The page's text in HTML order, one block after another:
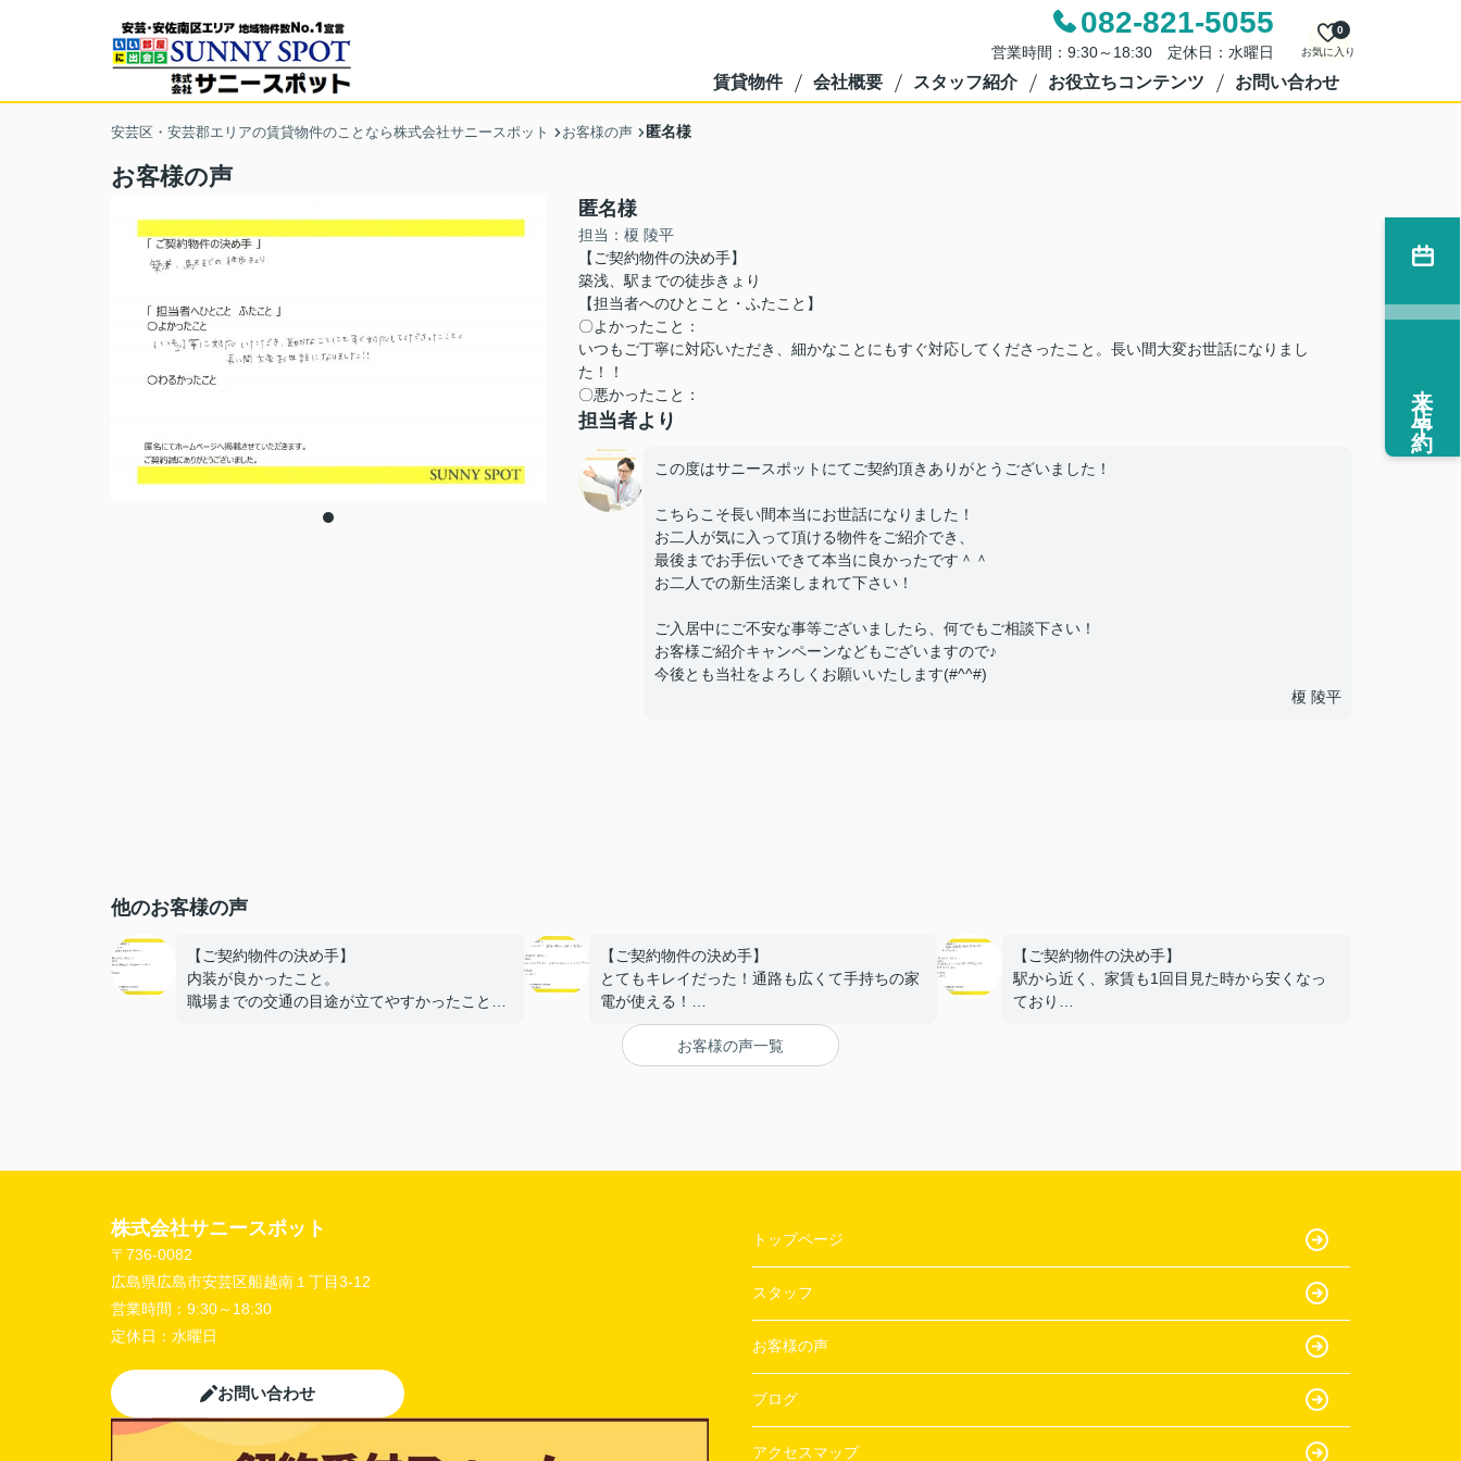
082-821-5055
営業時間：9:30～18:30 定休日：水曜日 お気に入り
0
賃貸物件 会社概要 スタッフ紹介 お役立ちコンテンツ お問い合わせ
安芸区・安芸郡エリアの賃貸物件のことなら株式会社サニースポット お客様の声 匿名様
お客様の声
匿名様
担当：榎 陵平
【ご契約物件の決め手】
築浅、駅までの徒歩きょり
【担当者へのひとこと・ふたこと】
〇よかったこと：
いつもご丁寧に対応いただき、細かなことにもすぐ対応してくださったこと。長い間大変お世話になりまし
た！！
〇悪かったこと：
担当者より
この度はサニースポットにてご契約頂きありがとうございました！
こちらこそ長い間本当にお世話になりました！
お二人が気に入って頂ける物件をご紹介でき、
最後までお手伝いできて本当に良かったです＾＾
お二人での新生活楽しまれて下さい！
ご入居中にご不安な事等ございましたら、何でもご相談下さい！
お客様ご紹介キャンペーンなどもございますので♪
今後とも当社をよろしくお願いいたします(#^^#)
榎 陵平
他のお客様の声
【ご契約物件の決め手】
内装が良かったこと。
職場までの交通の目途が立てやすかったこと。
【ご契約物件の決め手】
とてもキレイだった！通路も広くて手持ちの家
電が使える！
【担当者へのひとこと・ふたこと】
〇よかったこと：
対応がとてもやわらかく、不なれな私たちにと
【ご契約物件の決め手】
駅から近く、家賃も1回目見た時から安くなっ
ており
お客様の声一覧
来店予約
株式会社サニースポット
〒736-0082
広島県広島市安芸区船越南１丁目3-12
営業時間： 9:30～18:30
定休日： 水曜日
お問い合わせ
トップページ
スタッフ
お客様の声
ブログ
アクセスマップ